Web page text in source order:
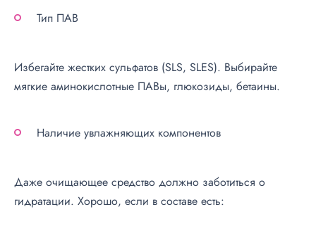
Тип ПАВ
Избегайте жестких сульфатов (SLS, SLES). Выбирайте
мягкие аминокислотные ПАВы, глюкозиды, бетаины.
Наличие увлажняющих компонентов
Даже очищающее средство должно заботиться о
гидратации. Хорошо, если в составе есть: